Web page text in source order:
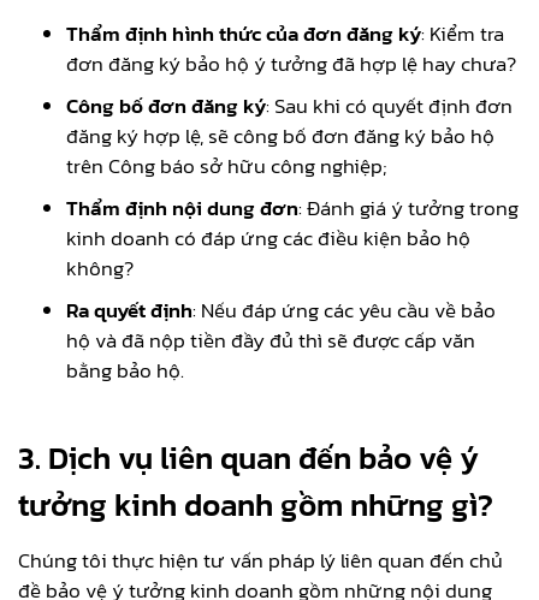
Thẩm định hình thức của đơn đăng ký: Kiểm tra
đơn đăng ký bảo hộ ý tưởng đã hợp lệ hay chưa?
Công bố đơn đăng ký: Sau khi có quyết định đơn
đăng ký hợp lệ, sẽ công bố đơn đăng ký bảo hộ
trên Công báo sở hữu công nghiệp;
Thẩm định nội dung đơn: Đánh giá ý tưởng trong
kinh doanh có đáp ứng các điều kiện bảo hộ
không?
Ra quyết định: Nếu đáp ứng các yêu cầu về bảo
hộ và đã nộp tiền đầy đủ thì sẽ được cấp văn
bằng bảo hộ.
3. Dịch vụ liên quan đến bảo vệ ý
tưởng kinh doanh gồm những gì?
Chúng tôi thực hiện tư vấn pháp lý liên quan đến chủ
đề bảo vệ ý tưởng kinh doanh gồm những nội dung